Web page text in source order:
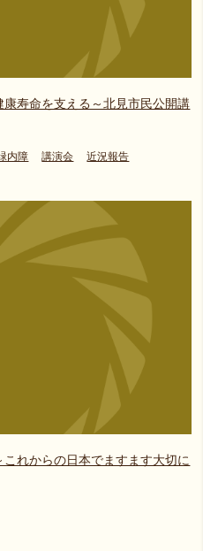
康寿命を支える～北見市民公開講
内障 講演会 近況報告
れからの日本でますます大切に